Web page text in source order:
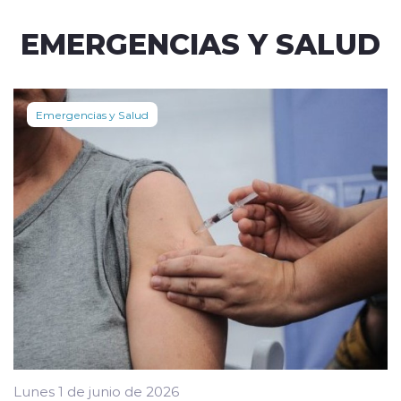
EMERGENCIAS Y SALUD
Emergencias y Salud
Lunes 1 de junio de 2026